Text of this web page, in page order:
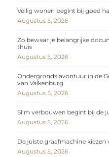
Veilig wonen begint bij goed
Augustus 5, 2026
Zo bewaar je belangrijke
thuis
Augustus 5, 2026
Ondergronds avontuur in de
van Valkenburg
Augustus 5, 2026
Slim verbouwen begint bij de
Augustus 5, 2026
De juiste graafmachine
Augustus 5, 2026